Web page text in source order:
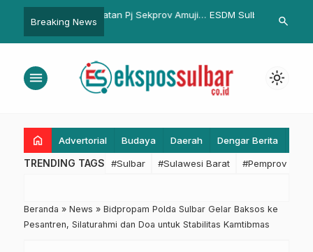
Breaking News
Ismail Ditunjuk
Harian
ESDM Sulbar Bahas Dokumen
Silopo, Pastikan Tata Kelola
Kapolsek
search
menu light_mode
home Advertorial Budaya Daerah Dengar Berita
TRENDING TAGS #Sulbar #Sulawesi Barat #Pemprov
Beranda » News » Bidpropam Polda Sulbar Gelar Baksos ke
Pesantren, Silaturahmi dan Doa untuk Stabilitas Kamtibmas